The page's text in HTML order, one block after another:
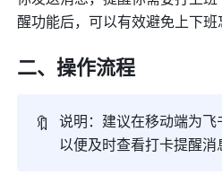
醒功能后，可以有效避免上下班
二、操作流程
🔖
说明：建议在移动端为飞
以便及时查看打卡提醒消